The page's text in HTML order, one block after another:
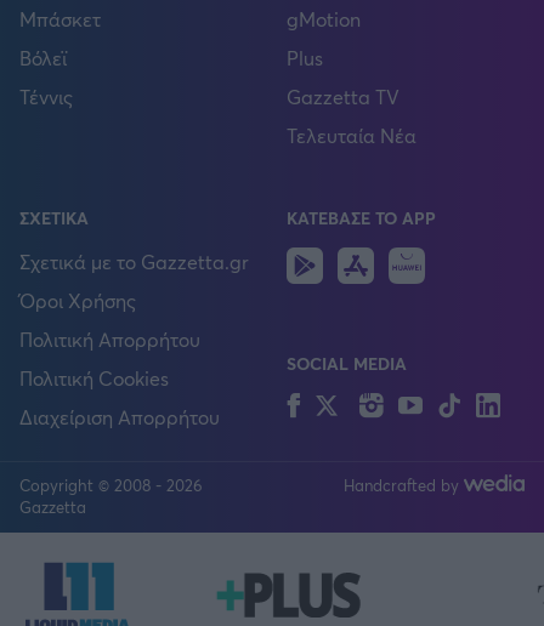
Μπάσκετ
Βόλεϊ
Τέννις
gMotion
Plus
Gazzetta TV
Τελευταία Νέα
ΣΧΕΤΙΚΑ
Σχετικά με το Gazzetta.gr
Όροι Χρήσης
Πολιτική Απορρήτου
Πολιτική Cookies
Διαχείριση Απορρήτου
ΚΑΤΕΒΑΣΕ ΤΟ APP
Android
IOS
SOCIAL MEDIA
FacebookTwitterInstagram
YouTubeTikTok
Copyright © 2008 - 2026
Gazzetta
Handcrafted by